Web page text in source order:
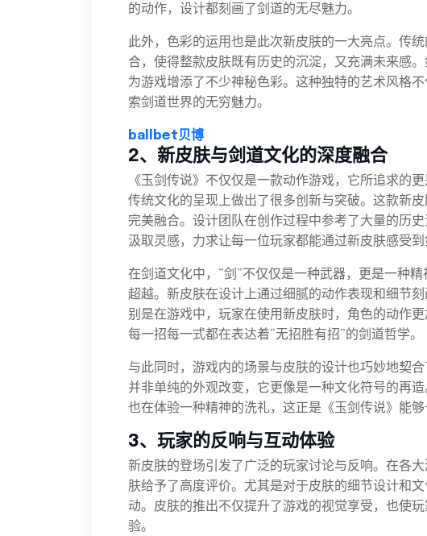
的动作，设计都刻画了剑道的无尽魅力。
此外，色彩的运用也是此次新皮肤的一大亮点。传
合，使得整款皮肤既有历史的沉淀，又充满未来感
为游戏增添了不少神秘色彩。这种独特的艺术风格
索剑道世界的无穷魅力。
ballbet贝博
2、新皮肤与剑道文化的深度融合
《玉剑传说》不仅仅是一款动作游戏，它所追求的
传统文化的呈现上做出了很多创新与突破。这款新
完美融合。设计团队在创作过程中参考了大量的历
汲取灵感，力求让每一位玩家都能通过新皮肤感受到
在剑道文化中，“剑”不仅仅是一种武器，更是一种
超越。新皮肤在设计上通过细腻的动作表现和细节
别是在游戏中，玩家在使用新皮肤时，角色的动作
每一招每一式都在表达着“无招胜有招”的剑道哲学。
与此同时，游戏内的场景与皮肤的设计也巧妙地契
并非单纯的外观改变，它更像是一种文化符号的再
也在体验一种精神的洗礼，这正是《玉剑传说》能够
3、玩家的反响与互动体验
新皮肤的登场引发了广泛的玩家讨论与反响。在各
肤给予了高度评价。尤其是对于皮肤的细节设计和
动。皮肤的推出不仅提升了游戏的视觉享受，也使
验。